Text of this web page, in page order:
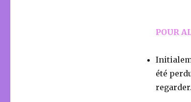
POUR
été
regarder.